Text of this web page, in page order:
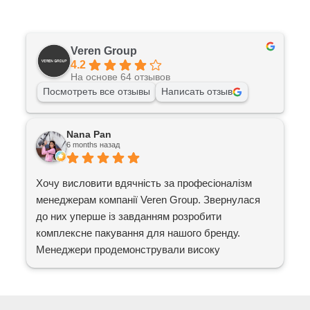
Veren Group
4.2
На основе 64 отзывов
Посмотреть все отзывы
Написать отзыв
Nana Pan
6 months назад
Хочу висловити вдячність за професіоналізм
менеджерам компанії Veren Group. Звернулася
до них уперше із завданням розробити
комплексне пакування для нашого бренду.
Менеджери продемонстрували високу
зацікавленість та професійний підхід. Вони